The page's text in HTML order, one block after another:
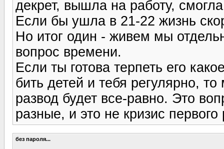
декрет, вышла на работу,
Если бы ушла в 21-22 жизнь
Но итог один - живем мы
вопрос времени.
Если ты готова терпеть его
бить детей и тебя регулярно,
развод будет все-равно. Это
разные, и это не кризис первого
без пароля...